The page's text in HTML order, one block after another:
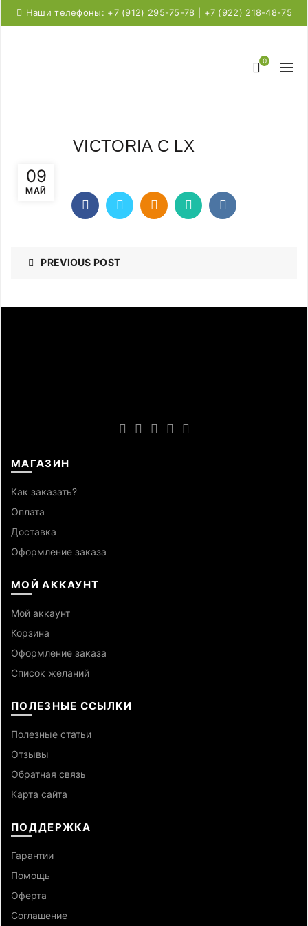
Наши телефоны: +7 (912) 295-75-78 | +7 (922) 218-48-75
0
09
МАЙ
VICTORIA C LX
PREVIOUS POST
МАГАЗИН
Как заказать?
Оплата
Доставка
Оформление заказа
МОЙ АККАУНТ
Мой аккаунт
Корзина
Оформление заказа
Список желаний
ПОЛЕЗНЫЕ ССЫЛКИ
Полезные статьи
Отзывы
Обратная связь
Карта сайта
ПОДДЕРЖКА
Гарантии
Помощь
Оферта
Cоглашение